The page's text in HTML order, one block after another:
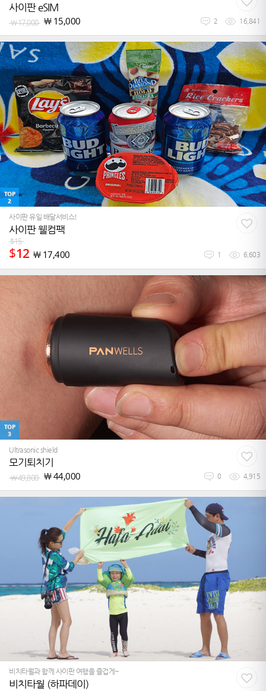
사이판 eSIM
￦17,000 ￦ 15,000 2 16,841
TOP
2
사이판 유일 배달서비스!
사이판 웰컴팩
$15
$12 ￦ 17,400 1 6,603
TOP
3
Ultrasonic shield
모기퇴치기
￦49,800 ￦44,000 0 4,915
비치타월과 함께 사이판 여행을 즐겁게~
비치타월 (하파데이)